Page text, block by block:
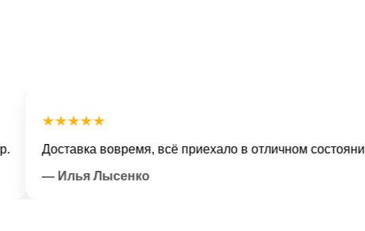
★★★★★
Доставка вовремя, всё приехало в отличном состоянии.
— Илья Лысенко